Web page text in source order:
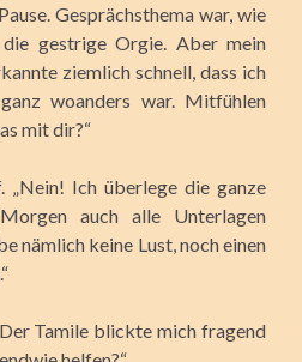
Gesprächsthema war, wie
gestrige Orgie. Aber mein
ziemlich schnell, dass ich
woanders war. Mitfühlen
mit dir?“
„Nein! Ich überlege die ganze
auch alle Unterlagen
nämlich keine Lust, noch einen
Tamile blickte mich fragend